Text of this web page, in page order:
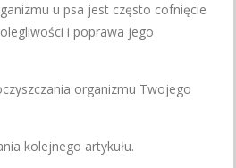
u psa jest często cofnięcie
i poprawa jego
organizmu Twojego
kolejnego artykułu.